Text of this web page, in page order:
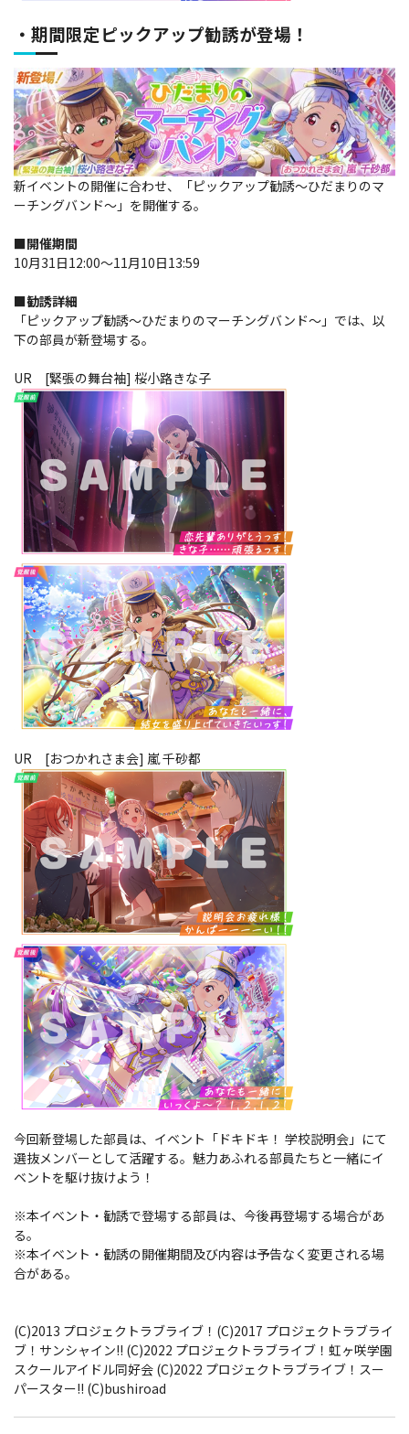
・期間限定ピックアップ勧誘が登場！
新イベントの開催に合わせ、「ピックアップ勧誘～ひだまりのマ
ーチングバンド～」を開催する。
■開催期間
10月31日12:00～11月10日13:59
■勧誘詳細
「ピックアップ勧誘～ひだまりのマーチングバンド～」では、以
下の部員が新登場する。
UR [緊張の舞台袖] 桜小路きな子
UR [おつかれさま会] 嵐 千砂都
今回新登場した部員は、イベント「ドキドキ！ 学校説明会」にて
選抜メンバーとして活躍する。魅力あふれる部員たちと一緒にイ
ベントを駆け抜けよう！
※本イベント・勧誘で登場する部員は、今後再登場する場合があ
る。
※本イベント・勧誘の開催期間及び内容は予告なく変更される場
合がある。
(C)2013 プロジェクトラブライブ！(C)2017 プロジェクトラブライ
ブ！サンシャイン!! (C)2022 プロジェクトラブライブ！虹ヶ咲学園
スクールアイドル同好会 (C)2022 プロジェクトラブライブ！スー
パースター!! (C)bushiroad